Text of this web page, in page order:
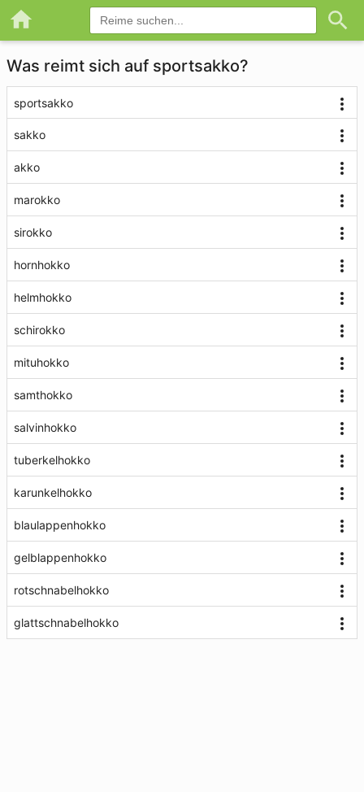
Was reimt sich auf sportsakko?
sportsakko
sakko
akko
marokko
sirokko
hornhokko
helmhokko
schirokko
mituhokko
samthokko
salvinhokko
tuberkelhokko
karunkelhokko
blaulappenhokko
gelblappenhokko
rotschnabelhokko
glattschnabelhokko